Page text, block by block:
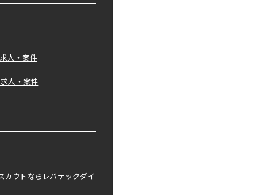
人・案件
人・案件
カウトならレバテックダイ